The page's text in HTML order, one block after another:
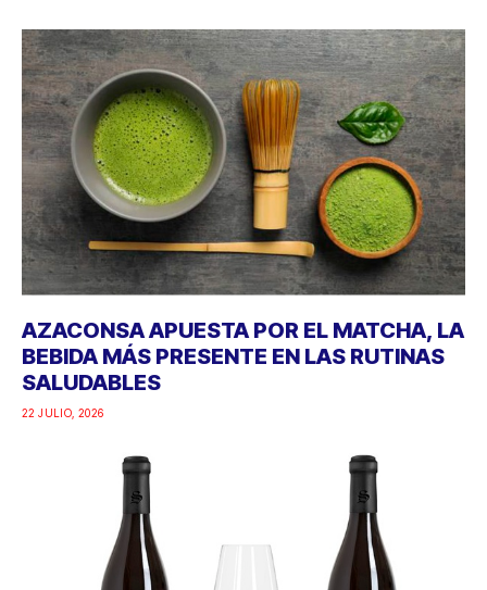
AZACONSA APUESTA POR EL MATCHA, LA
BEBIDA MÁS PRESENTE EN LAS RUTINAS
SALUDABLES
22 JULIO, 2026